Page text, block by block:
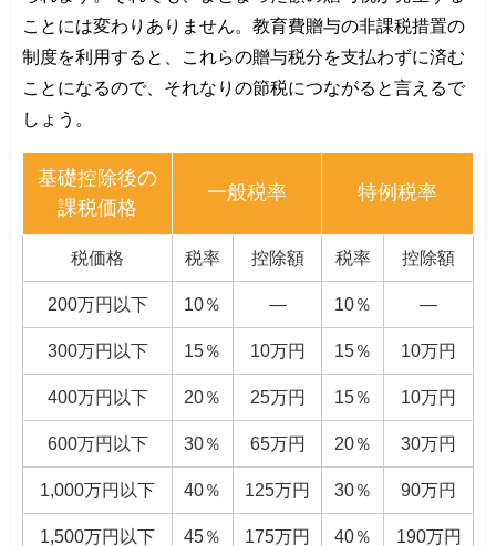
ことには変わりありません。教育費贈与の非課税措置の
制度を利用すると、これらの贈与税分を支払わずに済む
ことになるので、それなりの節税につながると言えるで
しょう。
基礎控除後の
課税価格
一般税率 特例税率
税価格 税率 控除額 税率 控除額
200万円以下 10％ ― 10％ ―
300万円以下 15％ 10万円 15％ 10万円
400万円以下 20％ 25万円 15％ 10万円
600万円以下 30％ 65万円 20％ 30万円
1,000万円以下 40％ 125万円 30％ 90万円
1,500万円以下 45％ 175万円 40％ 190万円